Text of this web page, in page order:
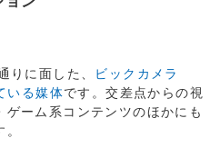
りに面した、 ビックカメラ
いる媒体です。交差点からの視
ーム系コンテンツのほかにも